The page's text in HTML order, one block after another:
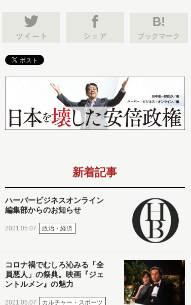
B!
ブックマーク
新着記事
ハーバービジネスオンライン
編集部からのお知らせ
2021.05.07 政治・経済
コロナ禍でむしろ沁みる「全
員悪人」の祭典。映画『ジェ
ントルメン』の魅力
2021.05.07 カルチャー・スポーツ